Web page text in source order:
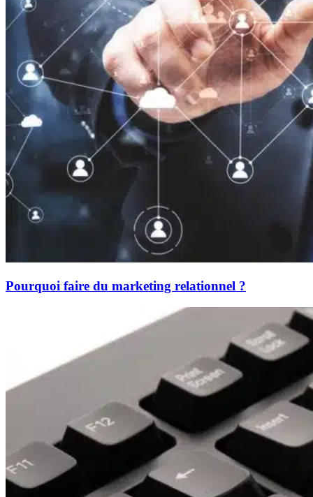
Pourquoi faire du marketing relationnel ?